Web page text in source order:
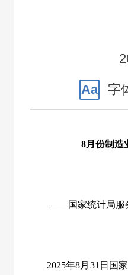
Aa 字
8月份制造
——国家统计局服
2025年8月 31 日国